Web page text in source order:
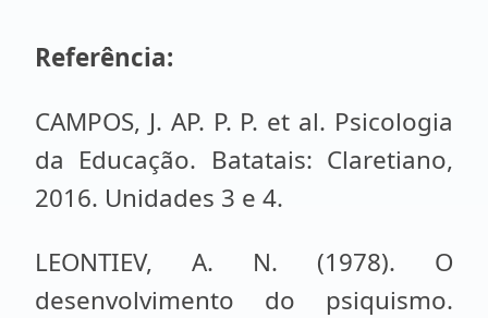
Referência:
CAMPOS, J. AP. P. P. et al. Psicologia
da Educação. Batatais: Claretiano,
2016. Unidades 3 e 4.
LEONTIEV, A. N. (1978). O
desenvolvimento do psiquismo.